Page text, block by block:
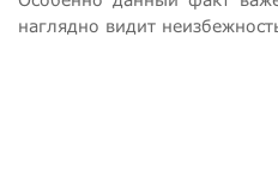
наглядно видит